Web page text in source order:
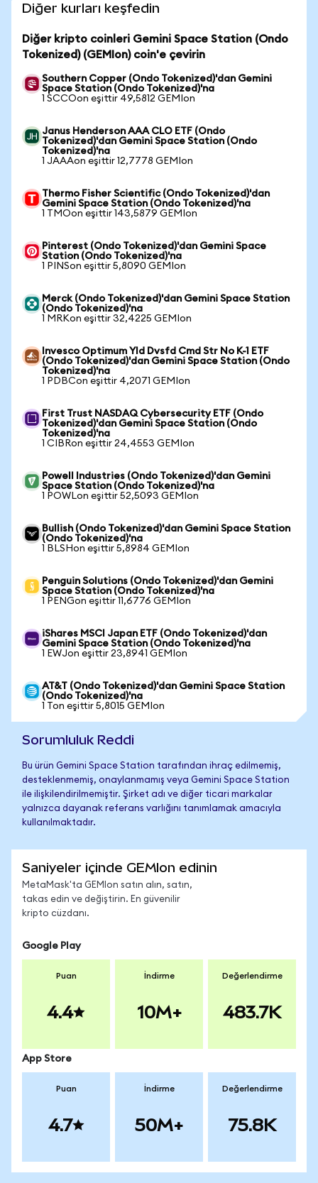
Diğer kurları keşfedin
Diğer kripto coinleri Gemini Space Station (Ondo
Tokenized) (GEMIon) coin'e çevirin
Southern Copper (Ondo Tokenized)'dan Gemini
Space Station (Ondo Tokenized)'na
1 SCCOon eşittir 49,5812 GEMIon
Janus Henderson AAA CLO ETF (Ondo
Tokenized)'dan Gemini Space Station (Ondo
Tokenized)'na
1 JAAAon eşittir 12,7778 GEMIon
Thermo Fisher Scientific (Ondo Tokenized)'dan
Gemini Space Station (Ondo Tokenized)'na
1 TMOon eşittir 143,5879 GEMIon
Pinterest (Ondo Tokenized)'dan Gemini Space
Station (Ondo Tokenized)'na
1 PINSon eşittir 5,8090 GEMIon
Merck (Ondo Tokenized)'dan Gemini Space Station
(Ondo Tokenized)'na
1 MRKon eşittir 32,4225 GEMIon
Invesco Optimum Yld Dvsfd Cmd Str No K-1 ETF
(Ondo Tokenized)'dan Gemini Space Station (Ondo
Tokenized)'na
1 PDBCon eşittir 4,2071 GEMIon
First Trust NASDAQ Cybersecurity ETF (Ondo
Tokenized)'dan Gemini Space Station (Ondo
Tokenized)'na
1 CIBRon eşittir 24,4553 GEMIon
Powell Industries (Ondo Tokenized)'dan Gemini
Space Station (Ondo Tokenized)'na
1 POWLon eşittir 52,5093 GEMIon
Bullish (Ondo Tokenized)'dan Gemini Space Station
(Ondo Tokenized)'na
1 BLSHon eşittir 5,8984 GEMIon
Penguin Solutions (Ondo Tokenized)'dan Gemini
Space Station (Ondo Tokenized)'na
1 PENGon eşittir 11,6776 GEMIon
iShares MSCI Japan ETF (Ondo Tokenized)'dan
Gemini Space Station (Ondo Tokenized)'na
1 EWJon eşittir 23,8941 GEMIon
AT&T (Ondo Tokenized)'dan Gemini Space Station
(Ondo Tokenized)'na
1 Ton eşittir 5,8015 GEMIon
Sorumluluk Reddi
Bu ürün Gemini Space Station tarafından ihraç edilmemiş,
desteklenmemiş, onaylanmamış veya Gemini Space Station
ile ilişkilendirilmemiştir. Şirket adı ve diğer ticari markalar
yalnızca dayanak referans varlığını tanımlamak amacıyla
kullanılmaktadır.
Saniyeler içinde GEMIon edinin
MetaMask'ta GEMIon satın alın, satın,
takas edin ve değiştirin. En güvenilir
kripto cüzdanı.
Google Play
Puan
4.4
İndirme
10M+
Değerlendirme
483.7K
App Store
Puan
4.7
İndirme
50M+
Değerlendirme
75.8K